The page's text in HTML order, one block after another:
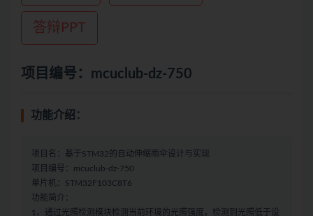
答辩PPT
项目编号：mcuclub-dz-750
功能介绍：
项目名：基于STM32的自动伸缩雨伞设计与实现
项目编号：mcuclub-dz-750
单片机：STM32F103C8T6
功能简介：
1、通过光照检测模块检测当前环境的光照强度，检测到光照低于设